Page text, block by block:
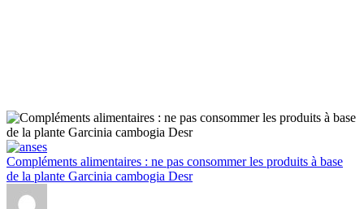
Compléments alimentaires : ne pas consommer les produits à base
de la plante Garcinia cambogia Desr